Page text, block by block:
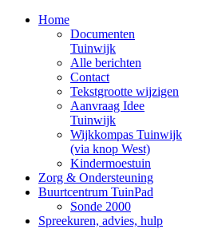
Home
Documenten
Tuinwijk
Alle berichten
Contact
Tekstgrootte wijzigen
Aanvraag Idee
Tuinwijk
Wijkkompas Tuinwijk
(via knop West)
Kindermoestuin
Zorg & Ondersteuning
Buurtcentrum TuinPad
Sonde 2000
Spreekuren, advies, hulp